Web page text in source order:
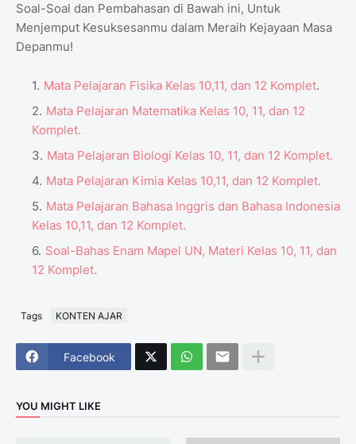
Soal-Soal dan Pembahasan di Bawah ini, Untuk
Menjemput Kesuksesanmu dalam Meraih Kejayaan Masa
Depanmu!
Mata Pelajaran Fisika Kelas 10,11, dan 12 Komplet.
Mata Pelajaran Matematika Kelas 10, 11, dan 12
Komplet.
Mata Pelajaran Biologi Kelas 10, 11, dan 12 Komplet.
Mata Pelajaran Kimia Kelas 10,11, dan 12 Komplet.
Mata Pelajaran Bahasa Inggris dan Bahasa Indonesia
Kelas 10,11, dan 12 Komplet.
Soal-Bahas Enam Mapel UN, Materi Kelas 10, 11, dan
12 Komplet.
Tags KONTEN AJAR
Facebook
YOU MIGHT LIKE